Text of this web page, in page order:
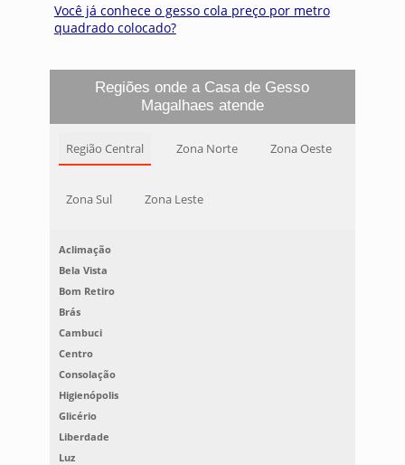
Você já conhece o gesso cola preço por metro
quadrado colocado?
Regiões onde a Casa de Gesso
Magalhaes atende
Região Central Zona Norte Zona Oeste
Zona Sul Zona Leste
Aclimação
Bela Vista
Bom Retiro
Brás
Cambuci
Centro
Consolação
Higienópolis
Glicério
Liberdade
Luz